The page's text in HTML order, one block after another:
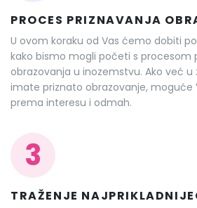
PROCES PRIZNAVANJA
U ovom koraku od Vas ćemo dobiti
kako bismo mogli početi s procesom
obrazovanja u inozemstvu. Ako već u
imate priznato obrazovanje, moguće
prema interesu i odmah.
3
TRAŽENJE